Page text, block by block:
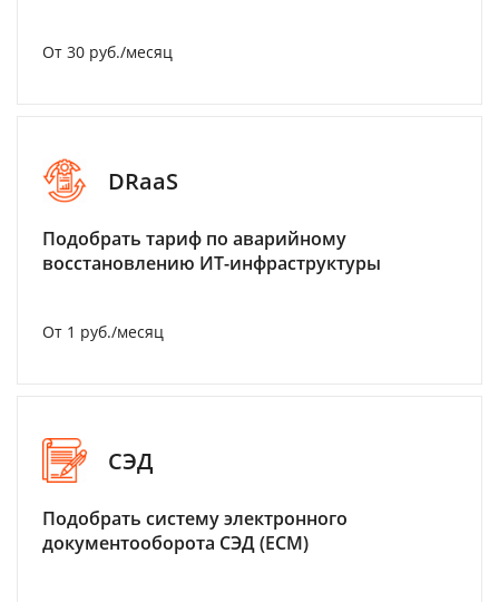
От 30 руб./месяц
DRaaS
Подобрать тариф по аварийному
восстановлению ИТ-инфраструктуры
От 1 руб./месяц
СЭД
Подобрать систему электронного
документооборота СЭД (ECM)